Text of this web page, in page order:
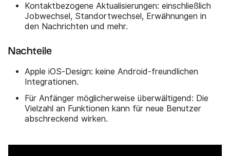
Kontaktbezogene Aktualisierungen: einschließlich
Jobwechsel, Standortwechsel, Erwähnungen in
den Nachrichten und mehr.
Nachteile
Apple iOS-Design: keine Android-freundlichen
Integrationen.
Für Anfänger möglicherweise überwältigend: Die
Vielzahl an Funktionen kann für neue Benutzer
abschreckend wirken.